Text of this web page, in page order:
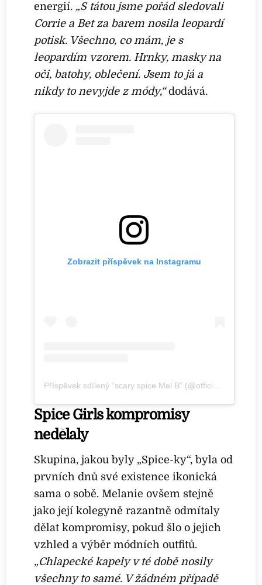
energií. „S tátou jsme pořád sledovali
Corrie a Bet za barem nosila leopardí
potisk. Všechno, co mám, je s
leopardím vzorem. Hrnky, masky na
oči, batohy, oblečení. Jsem to já a
nikdy to nevyjde z módy,“dodává.
Zobrazit příspěvek na Instagramu
Spice Girls kompromisy
nedělaly
Skupina, jakou byly „Spice-ky“, byla od
prvních dnů své existence ikonická
sama o sobě. Melanie ovšem stejně
jako její kolegyně razantně odmítaly
dělat kompromisy, pokud šlo o jejich
vzhled a výběr módních outfitů.
„Chlapecké kapely v té době nosily
všechny to samé. V žádném případě